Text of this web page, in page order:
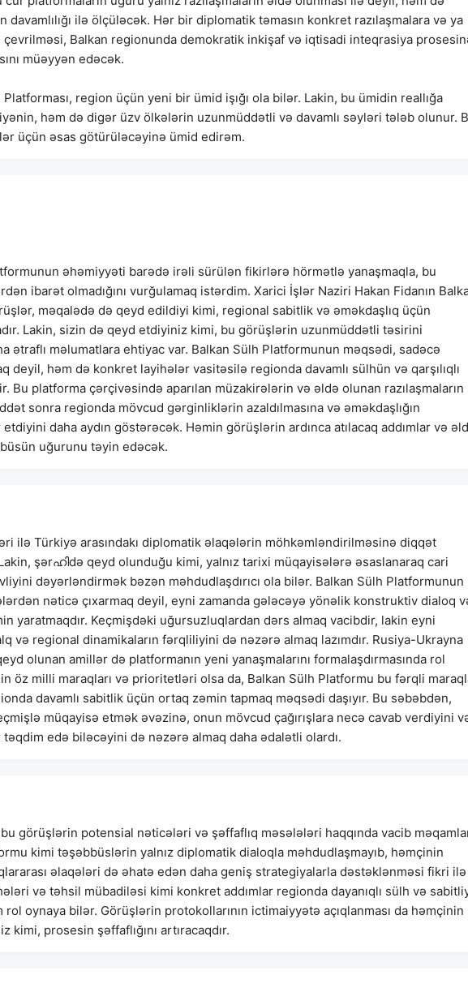
davamlılığı ilə ölçüləcək. Hər bir diplomatik təmasın konkret razılaşmalara və ya
Balkan regionunda demokratik inkişaf və iqtisadi inteqrasiya
müəyyən edəcək.
region üçün yeni bir ümid işığı ola bilər. Lakin, bu ümidin reallığa
həm də digər üzv ölkələrin uzunmüddətli və davamlı səyləri tələb olunur.
üçün əsas götürüləcəyinə ümid edirəm.
əhəmiyyəti barədə irəli sürülən fikirlərə hörmətlə yanaşmaqla, bu
ibarət olmadığını vurğulamaq istərdim. Xarici İşlər Naziri Hakan Fidanın
məqalədə də qeyd edildiyi kimi, regional sabitlik və əməkdaşlıq üçün
Lakin, sizin də qeyd etdiyiniz kimi, bu görüşlərin uzunmüddətli təsirini
ətraflı məlumatlara ehtiyac var. Balkan Sülh Platformunun məqsədi, sadəcə
deyil, həm də konkret layihələr vasitəsilə regionda davamlı sülhün və qarşılıqlı
Bu platforma çərçivəsində aparılan müzakirələrin və əldə olunan razılaşmaların
sonra regionda mövcud gərginliklərin azaldılmasına və əməkdaşlığın
daha aydın göstərəcək. Həmin görüşlərin ardınca atılacaq addımlar və
uğurunu təyin edəcək.
ilə Türkiyə arasındakı diplomatik əlaqələrin möhkəmləndirilməsinə diqqət
şərഹിdə qeyd olunduğu kimi, yalnız tarixi müqayisələrə əsaslanaraq cari
dəyərləndirmək bəzən məhdudlaşdırıcı ola bilər. Balkan Sülh Platformunun
nəticə çıxarmaq deyil, eyni zamanda gələcəyə yönəlik konstruktiv dialoq
yaratmaqdır. Keçmişdəki uğursuzluqlardan dərs almaq vacibdir, lakin eyni
və regional dinamikaların fərqliliyini də nəzərə almaq lazımdır. Rusiya-Ukrayna
olunan amillər də platformanın yeni yanaşmalarını formalaşdırmasında rol
öz milli maraqları və prioritetləri olsa da, Balkan Sülh Platformu bu fərqli
davamlı sabitlik üçün ortaq zəmin tapmaq məqsədi daşıyır. Bu səbəbdən,
müqayisə etmək əvəzinə, onun mövcud çağırışlara necə cavab verdiyini
edə biləcəyini də nəzərə almaq daha ədalətli olardı.
görüşlərin potensial nəticələri və şəffaflıq məsələləri haqqında vacib
kimi təşəbbüslərin yalnız diplomatik dialoqla məhdudlaşmayıb, həmçinin
əlaqələri də əhatə edən daha geniş strategiyalarla dəstəklənməsi fikri ilə
və təhsil mübadiləsi kimi konkret addımlar regionda dayanıqlı sülh və
oynaya bilər. Görüşlərin protokollarının ictimaiyyətə açıqlanması da həmçinin
prosesin şəffaflığını artıracaqdır.